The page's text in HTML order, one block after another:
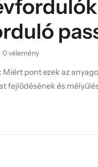
0vélemény
pont ezek az
fejlődésének és